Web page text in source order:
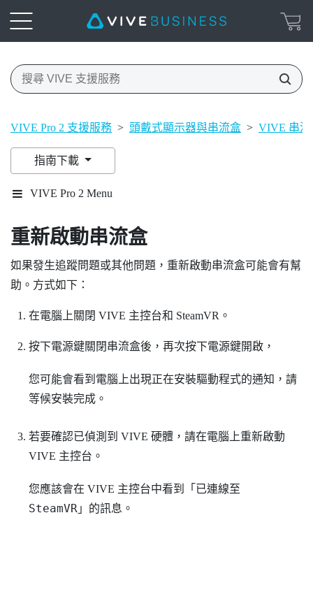
VIVE Pro 2 支援服務 > 頭戴式顯示器與串流盒 > VIVE 串流
指南下載
VIVE Pro 2 Menu
重新啟動串流盒
如果發生追蹤問題或其他問題，重新啟動串流盒可能會有幫
助。方式如下：
在電腦上關閉 VIVE 主控台和 SteamVR 。
按下電源鍵關閉串流盒後，再次按下電源鍵開啟，
您可能會看到電腦上出現正在安裝驅動程式的通知，請
等候安裝完成。
若要確認已偵測到 VIVE 硬體，請在電腦上重新啟動
VIVE 主控台 。
您應該會在 VIVE 主控台中看到「 已連線至
SteamVR 」的訊息。